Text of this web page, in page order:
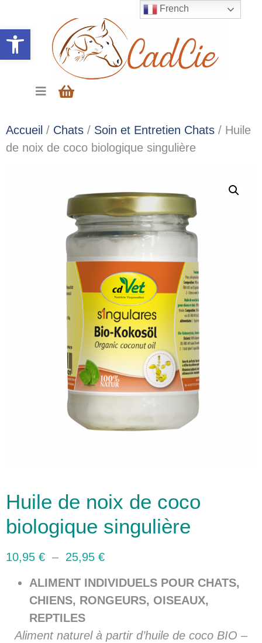
Ouvrir la barre d’outils
Accueil / Chats / Soin et Entretien Chats / Huile
de noix de coco biologique singulière
Huile de noix de coco
biologique singulière
10,95 € – 25,95 €
ALIMENT INDIVIDUELS POUR CHATS,
CHIENS, RONGEURS, OISEAUX,
REPTILES
Aliment naturel à partir d’huile de coco BIO –
French